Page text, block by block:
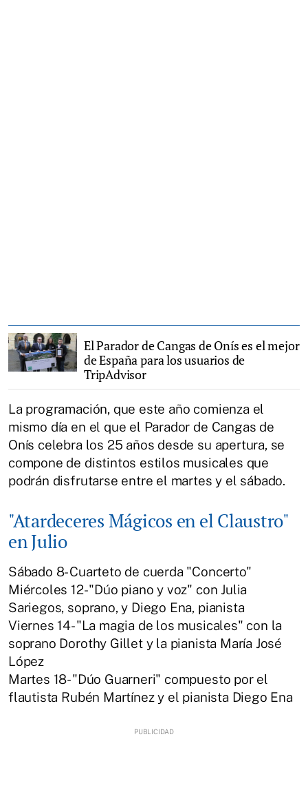
El Parador de Cangas de Onís es el mejor
de España para los usuarios de
TripAdvisor
La programación, que este año comienza el
mismo día en el que el Parador de Cangas de
Onís celebra los 25 años desde su apertura, se
compone de distintos estilos musicales que
podrán disfrutarse entre el martes y el sábado.
"Atardeceres Mágicos en el Claustro"
en Julio
Sábado 8- Cuarteto de cuerda "Concerto"
Miércoles 12- "Dúo piano y voz" con Julia
Sariegos, soprano, y Diego Ena, pianista
Viernes 14- "La magia de los musicales" con la
soprano Dorothy Gillet y la pianista María José
López
Martes 18- "Dúo Guarneri" compuesto por el
flautista Rubén Martínez y el pianista Diego Ena